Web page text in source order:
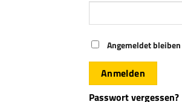
Angemeldet bleiben
Anmelden
Passwort vergessen?